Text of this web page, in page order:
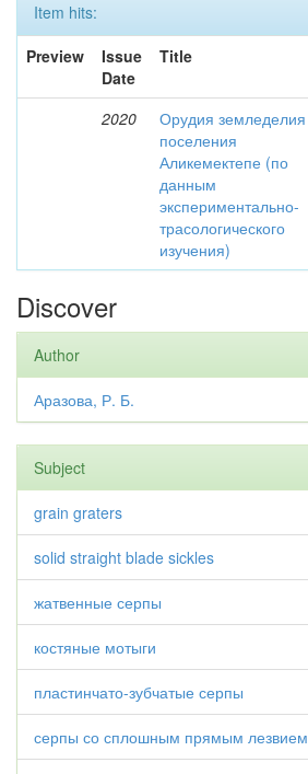
Item hits:
Preview
Issue
Date
Title
2020
Орудия земледелия
поселения
Аликемектепе (по
данным
экспериментально-
трасологического
изучения)
Discover
Author
Аразова, Р. Б.
Subject
grain graters
solid straight blade sickles
жатвенные серпы
костяные мотыги
пластинчато-зубчатые серпы
серпы со сплошным прямым лезвием